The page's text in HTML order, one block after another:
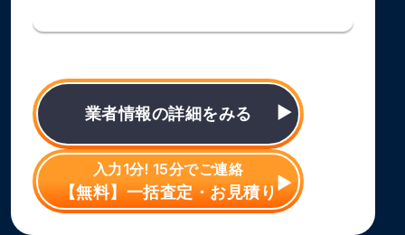
業者情報の詳細をみる
入力1分! 15分でご連絡
【無料】一括査定・お見積り